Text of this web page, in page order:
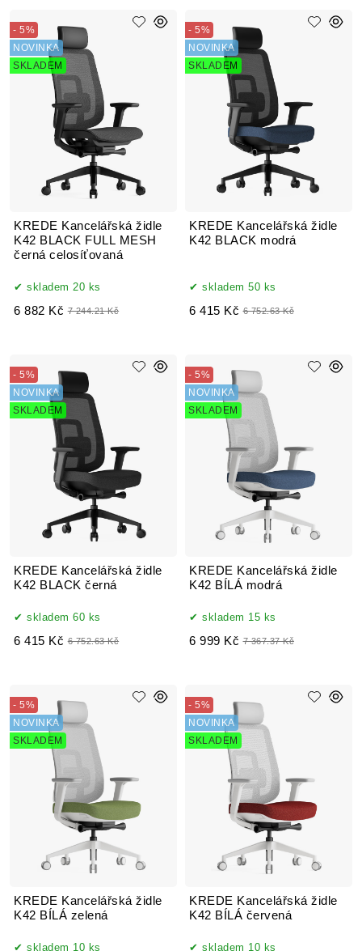
KREDE Kancelářská židle
K42 BLACK FULL MESH
černá celosíťovaná
- 5%
NOVINKA
SKLADEM
skladem 20 ks
6 882 Kč 7 244.21 Kč
KREDE Kancelářská židle
K42 BLACK modrá
- 5%
NOVINKA
SKLADEM
skladem 50 ks
6 415 Kč 6 752.63 Kč
KREDE Kancelářská židle
K42 BLACK černá
- 5%
NOVINKA
SKLADEM
skladem 60 ks
6 415 Kč 6 752.63 Kč
KREDE Kancelářská židle
K42 BÍLÁ modrá
- 5%
NOVINKA
SKLADEM
skladem 15 ks
6 999 Kč 7 367.37 Kč
KREDE Kancelářská židle
K42 BÍLÁ zelená
- 5%
NOVINKA
SKLADEM
skladem 10 ks
KREDE Kancelářská židle
K42 BÍLÁ červená
- 5%
NOVINKA
SKLADEM
skladem 10 ks